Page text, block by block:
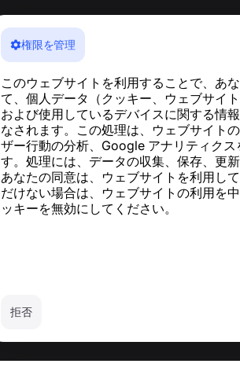
権限を管理
このウェブサイトを利用することで、あ
て、個人データ（クッキー、ウェブサイ
および使用しているデバイスに関する情
なされます。この処理は、ウェブサイト
ザー行動の分析、Google アナリティクス
す。処理には、データの収集、保存、更
あなたの同意は、ウェブサイトを利用し
だけない場合は、ウェブサイトの利用を
ッキーを無効にしてください。
拒否
ヘ
ニュ
プロ
連絡